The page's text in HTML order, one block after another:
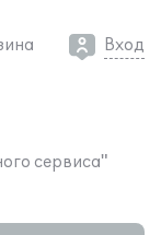
Вход
сервиса"